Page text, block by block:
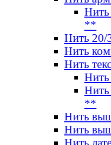
Нить
**
Нить 20/
Нить
Нить
Нить
Нить
**
Нить
Нить